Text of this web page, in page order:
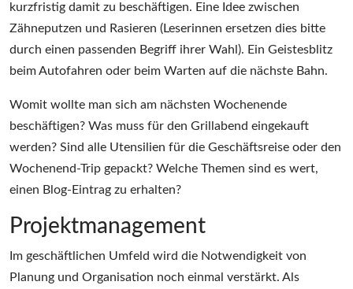
kurzfristig damit zu beschäftigen. Eine Idee zwischen
Zähneputzen und Rasieren (Leserinnen ersetzen dies bitte
durch einen passenden Begriff ihrer Wahl). Ein Geistesblitz
beim Autofahren oder beim Warten auf die nächste Bahn.
Womit wollte man sich am nächsten Wochenende
beschäftigen? Was muss für den Grillabend eingekauft
werden? Sind alle Utensilien für die Geschäftsreise oder den
Wochenend-Trip gepackt? Welche Themen sind es wert,
einen Blog-Eintrag zu erhalten?
Projektmanagement
Im geschäftlichen Umfeld wird die Notwendigkeit von
Planung und Organisation noch einmal verstärkt. Als